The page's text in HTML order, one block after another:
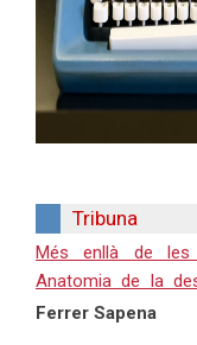
Tribuna
Més enllà de les
Anatomia de la
Ferrer Sapena